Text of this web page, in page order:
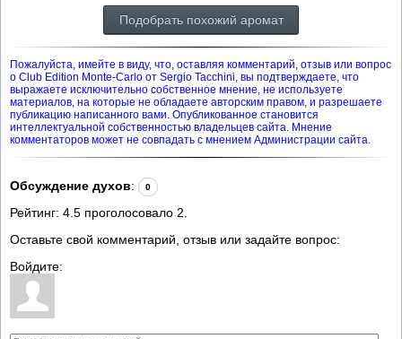
Подобрать похожий аромат
Пожалуйста, имейте в виду, что, оставляя комментарий, отзыв или вопрос
о Club Edition Monte-Carlo от Sergio Tacchini, вы подтверждаете, что
выражаете исключительно собственное мнение, не используете
материалов, на которые не обладаете авторским правом, и разрешаете
публикацию написанного вами. Опубликованное становится
интеллектуальной собственностью владельцев сайта. Мнение
комментаторов может не совпадать с мнением Администрации сайта.
Обсуждение духов: 0
Рейтинг: 4.5 проголосовало 2
Оставьте свой комментарий, отзыв или задайте вопрос:
Войдите: